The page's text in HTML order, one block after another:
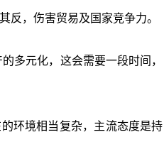
反，伤害贸易及国家竞争力。
多元化，这会需要一段时间，
环境相当复杂，主流态度是持